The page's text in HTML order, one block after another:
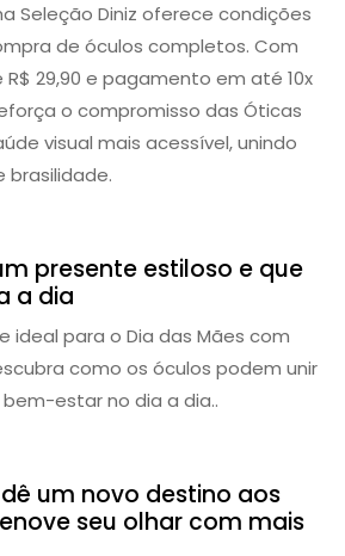
Seleção Diniz oferece condições
de óculos completos. Com
29,90 e pagamento em até 10x
o compromisso das Óticas
visual mais acessível, unindo
brasilidade.
presente estiloso e que
a dia
ideal para o Dia das Mães com
como os óculos podem unir
estar no dia a dia..
dê um novo destino aos
seu olhar com mais